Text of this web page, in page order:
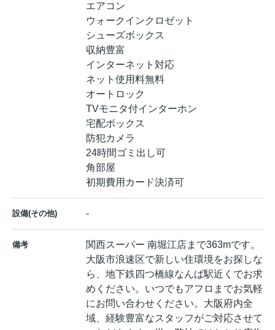
エアコン
ウォークインクロゼット
シューズボックス
収納豊富
インターネット対応
ネット使用料無料
オートロック
TVモニタ付インターホン
宅配ボックス
防犯カメラ
24時間ゴミ出し可
角部屋
初期費用カード決済可
設備(その他) -
備考
関西スーパー 南堀江店まで363mです。
大阪市浪速区で新しい住環境をお探しな
ら、地下鉄四つ橋線なんば駅近くでお求
めください。いつでもアフロまでお気軽
にお問い合わせください。大阪府内全
域、経験豊富なスタッフがご対応させて